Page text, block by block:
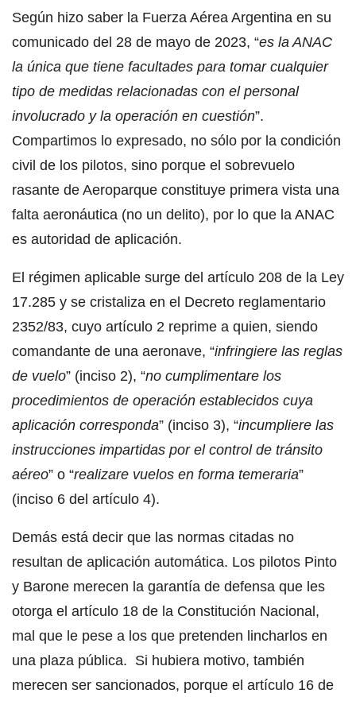
Según hizo saber la Fuerza Aérea Argentina en su
comunicado del 28 de mayo de 2023, “es la ANAC
la única que tiene facultades para tomar cualquier
tipo de medidas relacionadas con el personal
involucrado y la operación en cuestión”.
Compartimos lo expresado, no sólo por la condición
civil de los pilotos, sino porque el sobrevuelo
rasante de Aeroparque constituye primera vista una
falta aeronáutica (no un delito), por lo que la ANAC
es autoridad de aplicación.
El régimen aplicable surge del artículo 208 de la Ley
17.285 y se cristaliza en el Decreto reglamentario
2352/83, cuyo artículo 2 reprime a quien, siendo
comandante de una aeronave, “infringiere las reglas
de vuelo” (inciso 2), “no cumplimentare los
procedimientos de operación establecidos cuya
aplicación corresponda” (inciso 3), “incumpliere las
instrucciones impartidas por el control de tránsito
aéreo” o “realizare vuelos en forma temeraria”
(inciso 6 del artículo 4).
Demás está decir que las normas citadas no
resultan de aplicación automática. Los pilotos Pinto
y Barone merecen la garantía de defensa que les
otorga el artículo 18 de la Constitución Nacional,
mal que le pese a los que pretenden lincharlos en
una plaza pública. Si hubiera motivo, también
merecen ser sancionados, porque el artículo 16 de